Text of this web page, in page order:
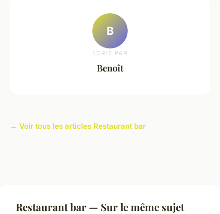
B
ECRIT PAR
Benoît
← Voir tous les articles Restaurant bar
Restaurant bar — Sur le même sujet